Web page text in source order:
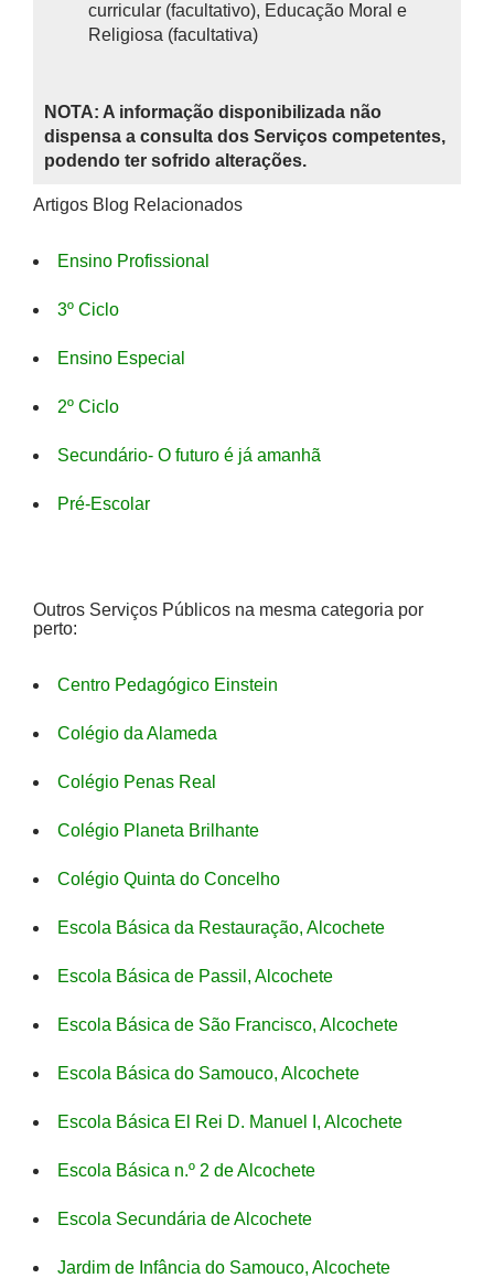
curricular (facultativo), Educação Moral e
Religiosa (facultativa)
NOTA: A informação disponibilizada não
dispensa a consulta dos Serviços competentes,
podendo ter sofrido alterações.
Artigos Blog Relacionados
Ensino Profissional
3º Ciclo
Ensino Especial
2º Ciclo
Secundário- O futuro é já amanhã
Pré-Escolar
Outros Serviços Públicos na mesma categoria por
perto:
Centro Pedagógico Einstein
Colégio da Alameda
Colégio Penas Real
Colégio Planeta Brilhante
Colégio Quinta do Concelho
Escola Básica da Restauração, Alcochete
Escola Básica de Passil, Alcochete
Escola Básica de São Francisco, Alcochete
Escola Básica do Samouco, Alcochete
Escola Básica El Rei D. Manuel I, Alcochete
Escola Básica n.º 2 de Alcochete
Escola Secundária de Alcochete
Jardim de Infância do Samouco, Alcochete